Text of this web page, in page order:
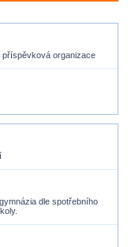
příspěvková organizace
dle spotřebního